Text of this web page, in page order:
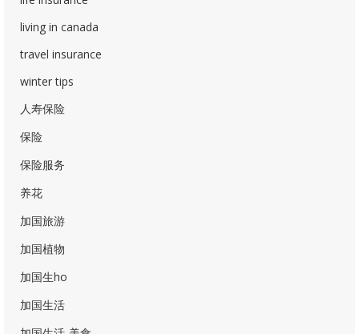
living in canada
travel insurance
winter tips
人寿保险
保险
保险服务
养花
加国旅游
加国植物
加国生ho
加国生活